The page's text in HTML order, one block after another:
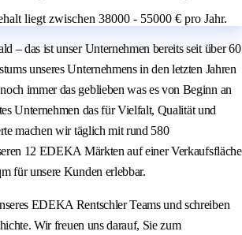
liegt zwischen 38000 - 55000 € pro Jahr.
– das ist unser Unternehmen bereits seit über 60
unseres Unternehmens in den letzten Jahren
immer das geblieben was es von Beginn an
Unternehmen das für Vielfalt, Qualität und
machen wir täglich mit rund 580
12 EDEKA Märkten auf einer Verkaufsfläche
für unsere Kunden erlebbar.
EDEKA Rentschler Teams und schreiben
Wir freuen uns darauf, Sie zum